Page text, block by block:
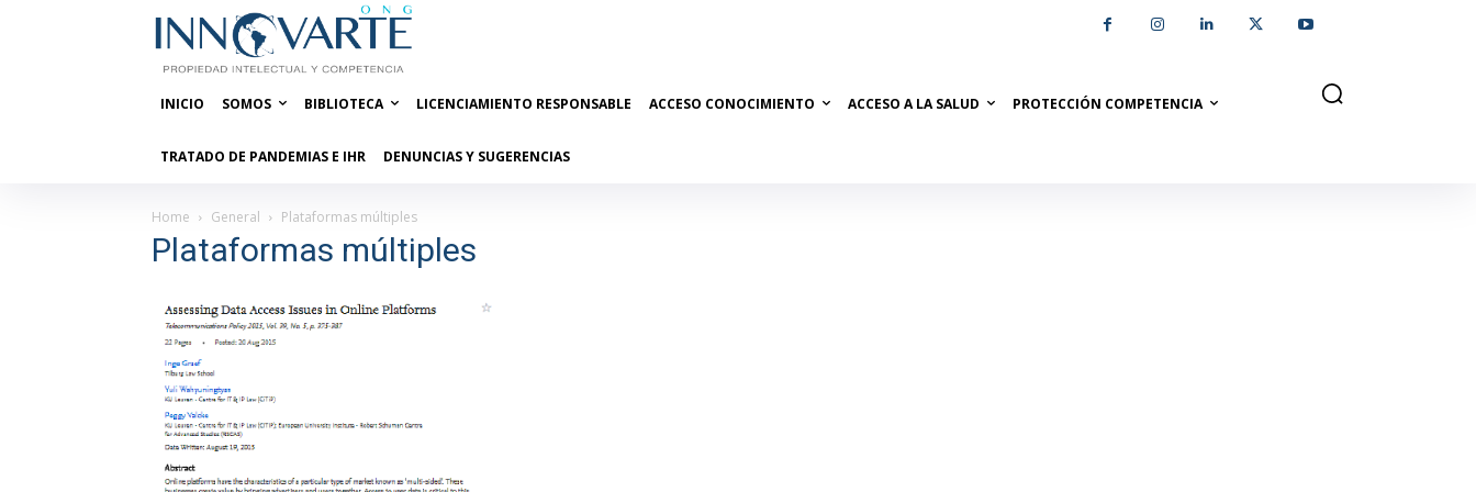
INICIO SOMOS BIBLIOTECA LICENCIAMIENTO RESPONSABLE ACCESO CONOCIMIENTO ACCESO A LA SALUD PROTECCIÓN COMPETENCIA
TRATADO DE PANDEMIAS E IHR DENUNCIAS Y SUGERENCIAS
Home General Plataformas múltiples
Plataformas múltiples